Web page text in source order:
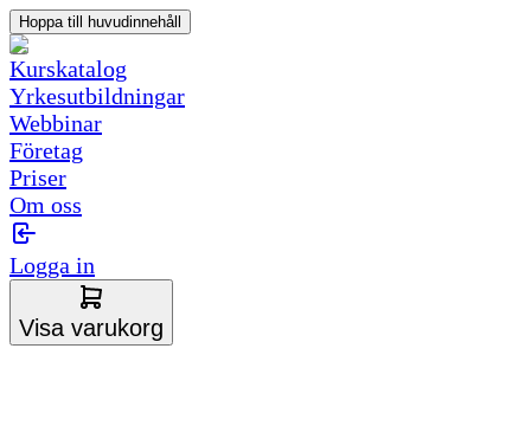
Hoppa till huvudinnehåll
Kurskatalog
Yrkesutbildningar
Webbinar
Företag
Priser
Om oss
Logga in
Visa varukorg